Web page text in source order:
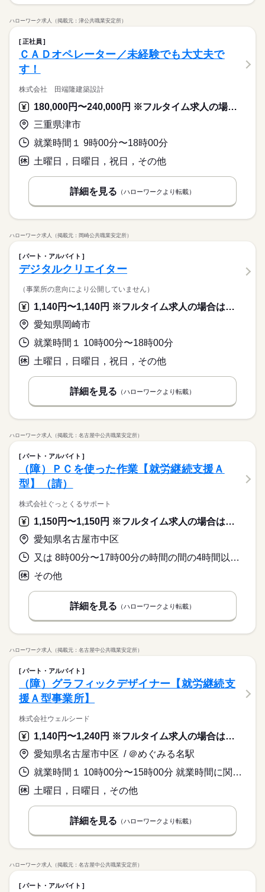
ハローワーク求人（掲載元：津公共職業安定所）
正社員
ＣＡＤオペレーター／未経験でも大丈夫で
す！
株式会社 田端隆建築設計
180,000円〜240,000円 ※フルタイム求人の場合は月額（換算額）、パート求人の場合は時間額を表示しています。
三重県津市
就業時間１ 9時00分〜18時00分
土曜日，日曜日，祝日，その他
詳細を見る （ハローワークより転載）
ハローワーク求人（掲載元：岡崎公共職業安定所）
パート・アルバイト
デジタルクリエイター
（事業所の意向により公開していません）
1,140円〜1,140円 ※フルタイム求人の場合は月額（換算額）、パート求人の場合は時間額を表示しています。
愛知県岡崎市
就業時間１ 10時00分〜18時00分
土曜日，日曜日，祝日，その他
詳細を見る （ハローワークより転載）
ハローワーク求人（掲載元：名古屋中公共職業安定所）
パート・アルバイト
（障）ＰＣを使った作業【就労継続支援Ａ
型】（請）
株式会社ぐっとくるサポート
1,150円〜1,150円 ※フルタイム求人の場合は月額（換算額）、パート求人の場合は時間額を表示しています。
愛知県名古屋市中区
又は 8時00分〜17時00分の時間の間の4時間以上 就業時間に関する特記事項 週の労働時間が２０時間以上であれば、勤務日数、勤務時間は柔軟
その他
詳細を見る （ハローワークより転載）
ハローワーク求人（掲載元：名古屋中公共職業安定所）
パート・アルバイト
（障）グラフィックデザイナー【就労継続支
援Ａ型事業所】
株式会社ウェルシード
1,140円〜1,240円 ※フルタイム求人の場合は月額（換算額）、パート求人の場合は時間額を表示しています。
愛知県名古屋市中区 / ＠めぐみる名駅
就業時間１ 10時00分〜15時00分 就業時間に関する特記事項 休憩１時間の４時間就業となります。
土曜日，日曜日，その他
詳細を見る （ハローワークより転載）
ハローワーク求人（掲載元：名古屋中公共職業安定所）
パート・アルバイト